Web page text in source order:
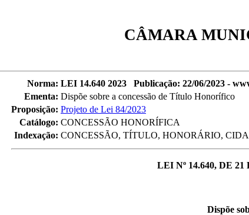
CÂMARA
Norma: LEI 14.640 2023 Publicação: 22/06/2023 -
Ementa: Dispõe sobre a concessão de Título Honorífico
Proposição: Projeto de Lei 84/2023
Catálogo: CONCESSÃO HONORÍFICA
Indexação: CONCESSÃO, TÍTULO, HONORÁRIO,
LEI Nº 14.640, DE
Dispõe